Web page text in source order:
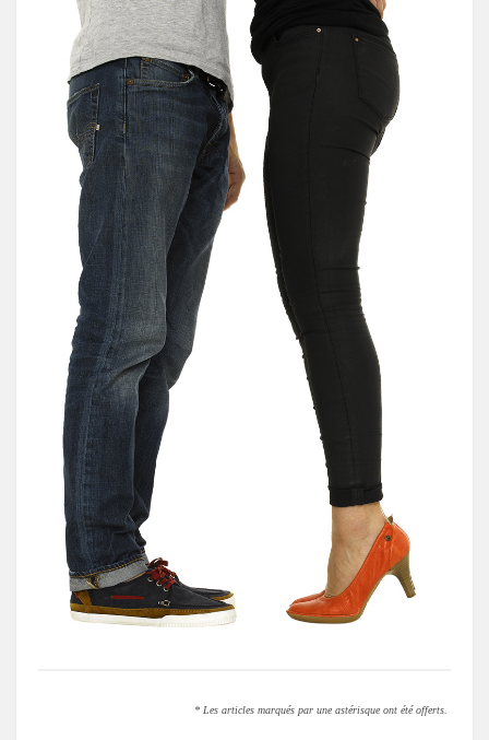
* Les articles marqués par une astérisque ont été offerts.